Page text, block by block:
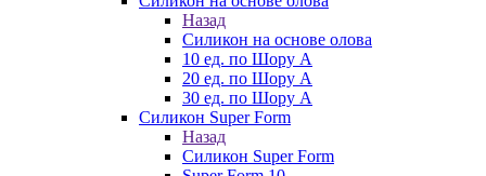
Назад
Силикон на основе олова
10 ед. по Шору А
20 ед. по Шору А
30 ед. по Шору А
Силикон Super Form
Назад
Силикон Super Form